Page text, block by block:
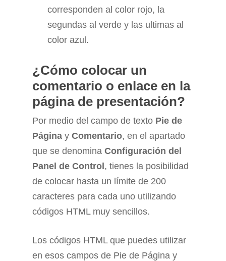
corresponden al color rojo, la
segundas al verde y las ultimas al
color azul.
¿Cómo colocar un
comentario o enlace en la
página de presentación?
Por medio del campo de texto Pie de
Página y Comentario, en el apartado
que se denomina Configuración del
Panel de Control, tienes la posibilidad
de colocar hasta un límite de 200
caracteres para cada uno utilizando
códigos HTML muy sencillos.
Los códigos HTML que puedes utilizar
en esos campos de Pie de Página y